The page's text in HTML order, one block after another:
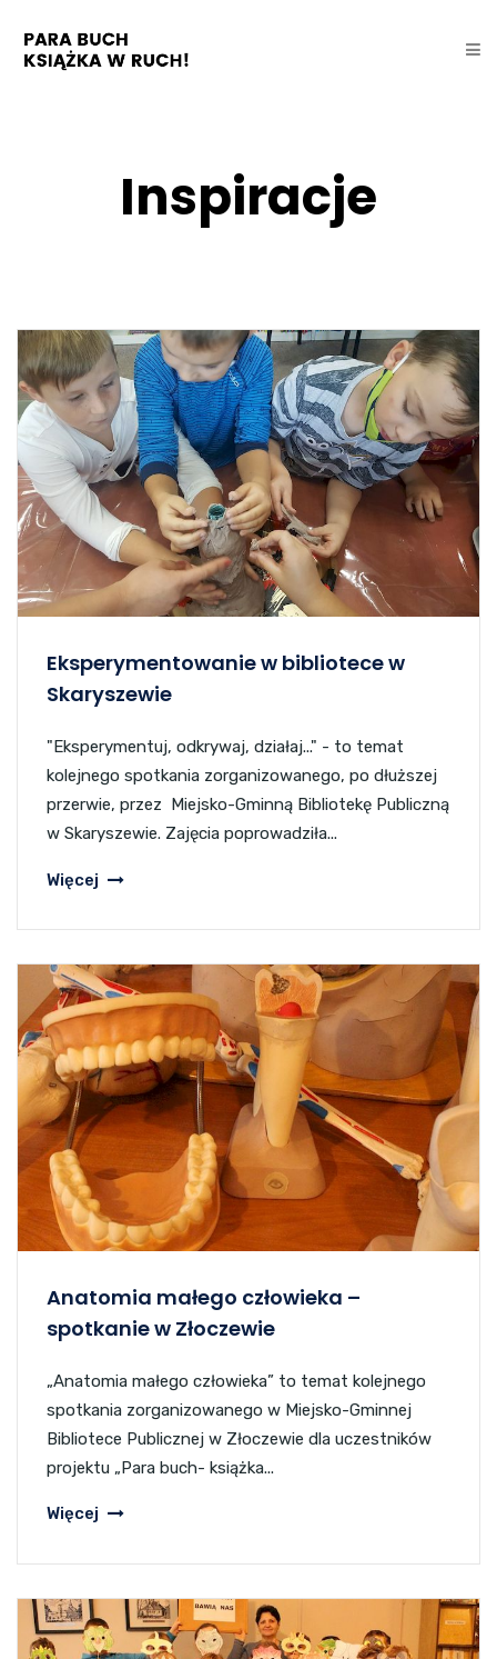
Inspiracje
Eksperymentowanie w bibliotece w
Skaryszewie
"Eksperymentuj, odkrywaj, działaj..." - to temat
kolejnego spotkania zorganizowanego, po dłuższej
przerwie, przez Miejsko-Gminną Bibliotekę Publiczną
w Skaryszewie. Zajęcia poprowadziła...
Więcej
Anatomia małego człowieka –
spotkanie w Złoczewie
„Anatomia małego człowieka” to temat kolejnego
spotkania zorganizowanego w Miejsko-Gminnej
Bibliotece Publicznej w Złoczewie dla uczestników
projektu „Para buch- książka...
Więcej